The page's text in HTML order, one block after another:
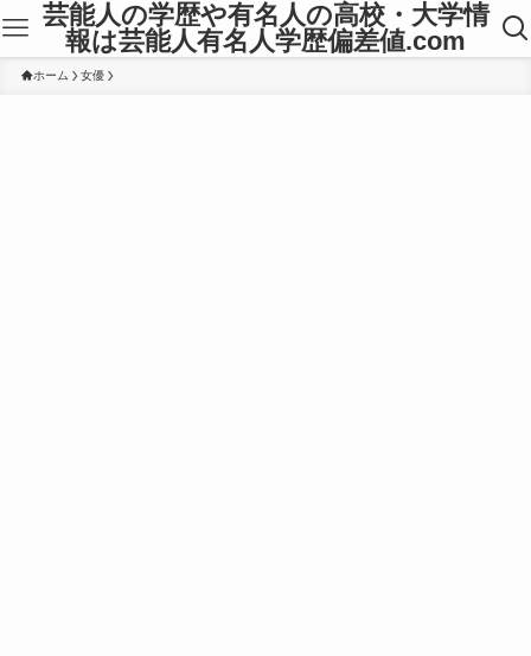
芸能人の学歴や有名人の高校・大学情
報は芸能人有名人学歴偏差値.com
ホーム 女優